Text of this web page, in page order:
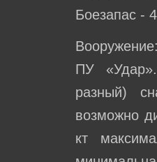
Боезапас -
ПУ
разный)
возможно
кт